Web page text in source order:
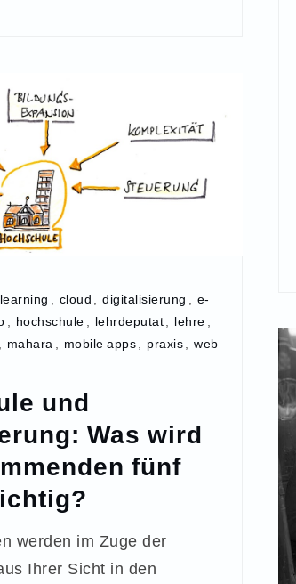
cloud digitalisierung
e-
hochschule lehrdeputat lehre
mahara mobile apps praxis
web
und
Was wird
fünf
werden im Zuge der
Ihrer Sicht in den